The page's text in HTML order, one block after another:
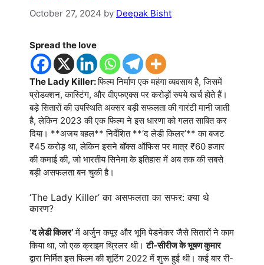
October 27, 2024 by Deepak Bisht
Spread the love
The Lady Killer:फिल्म निर्माण एक महंगा व्यवसाय है, जिसमें
प्रोडक्शन, कास्टिंग, और वीएफएक्स पर करोड़ों रुपये खर्च होते हैं।
बड़े सितारों की उपस्थिति अक्सर बड़ी सफलता की गारंटी मानी जाती
है, लेकिन 2023 की एक फिल्म ने इस धारणा को गलत साबित कर
दिया। **अजय बहल** निर्देशित **‘द लेडी किलर’** का बजट
₹45 करोड़ था, लेकिन इसने बॉक्स ऑफिस पर मात्र ₹60 हजार
की कमाई की, जो भारतीय सिनेमा के इतिहास में अब तक की सबसे
बड़ी असफलता बन चुकी है।
‘The Lady Killer’ का असफलता का सफर: क्या थे
कारण?
‘द लेडी किलर’में अर्जुन कपूर और भूमि पेडनेकर जैसे सितारों ने काम
किया था, जो एक क्राइम थ्रिलर थी।टी-सीरीज के भूषण कुमार
द्वारा निर्मित इस फिल्म की शूटिंग 2022 में शुरू हुई थी। कई बार री-